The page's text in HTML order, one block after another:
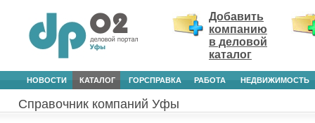
Добавить
компанию
в деловой
каталог
НОВОСТИ КАТАЛОГ ГОРСПРАВКА РАБОТА НЕДВИЖИМОСТЬ
Справочник компаний Уфы